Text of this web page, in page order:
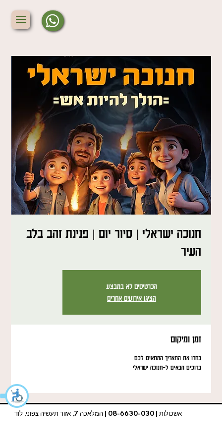
חנוכה ישראלי | סיור יום | פנינת זהב בלב
העיר
הכרטיסים לא במבצע
הציגו אירועים אחרים
זמן ומיקום
בחרו את התאריך המתאים לכם
ברוכים הבאים ל-חנוכה ישראלי
אשכולות | 08-6630-030 | המלאכה 7, אזור תעשיה צפוני, לוד